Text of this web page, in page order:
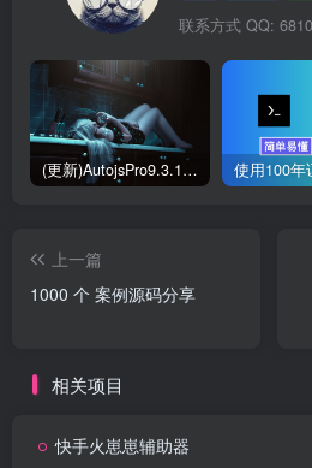
联系方式 QQ:
(更新)AutojsPro9.3.11免ROOT破解版直接运行 去除升级弹窗
上一篇
1000 个 案例源码分享
相关项目
快手火崽崽辅助器